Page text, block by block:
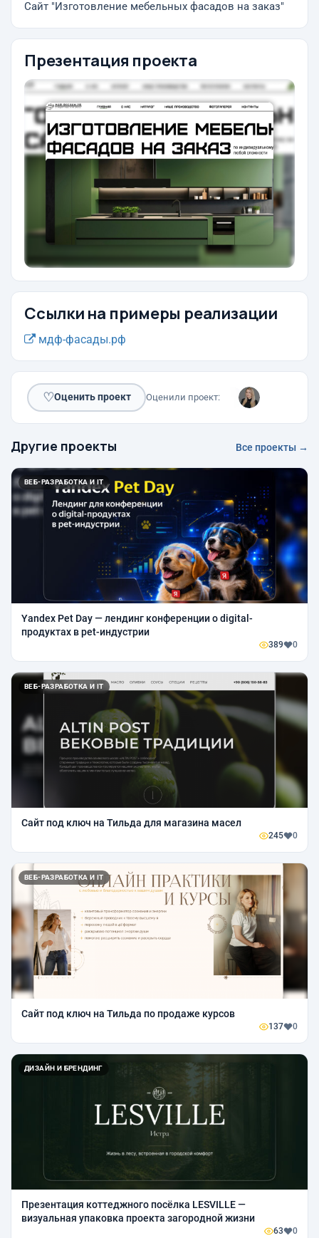
Сайт "Изготовление мебельных фасадов на заказ"
Презентация проекта
Ссылки на примеры реализации
мдф-фасады.рф
♡Оценить проект Оценили проект:
Другие проекты Все проекты →
ВЕБ-РАЗРАБОТКА И IT
Yandex Pet Day — лендинг конференции о digital-
продуктах в pet-индустрии
389 0
ВЕБ-РАЗРАБОТКА И IT
Сайт под ключ на Тильда для магазина масел
245 0
ВЕБ-РАЗРАБОТКА И IT
Сайт под ключ на Тильда по продаже курсов
137 0
ДИЗАЙН И БРЕНДИНГ
Презентация коттеджного посёлка LESVILLE —
визуальная упаковка проекта загородной жизни
63 0